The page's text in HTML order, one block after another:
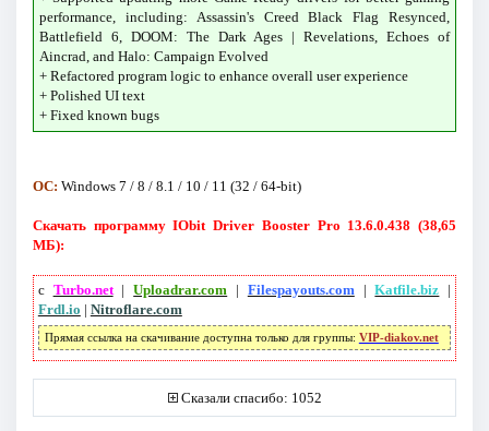
performance, including: Assassin's Creed Black Flag Resynced,
Battlefield 6, DOOM: The Dark Ages | Revelations, Echoes of
Aincrad, and Halo: Campaign Evolved
+ Refactored program logic to enhance overall user experience
+ Polished UI text
+ Fixed known bugs
ОС: Windows 7 / 8 / 8.1 / 10 / 11 (32 / 64-bit)
Скачать программу IObit Driver Booster Pro 13.6.0.438 (38,65
МБ):
с Turbo.net|Uploadrar.com | Filespayouts.com |Katfile.biz |
Frdl.io | Nitroflare.com
Прямая ссылка на скачивание доступна только для группы: VIP-diakov.net
Сказали спасибо: 1052